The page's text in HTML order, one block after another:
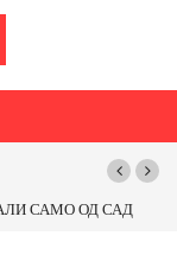
на улицата „5-